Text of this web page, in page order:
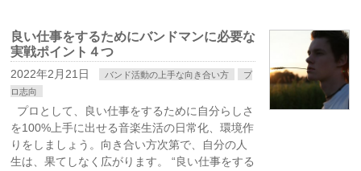
良い仕事をするためにバンドマンに必要な
実戦ポイント４つ
2022年2月21日 バンド活動の上手な向き合い方
プ
ロ志向
プロとして、良い仕事をするために自分らしさ
を100%上手に出せる音楽生活の日常化、環境作
りをしましょう。向き合い方次第で、自分の人
生は、果てしなく広がります。 “良い仕事をする